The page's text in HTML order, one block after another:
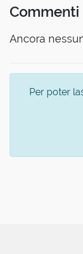
Commenti
Ancora
Per poter